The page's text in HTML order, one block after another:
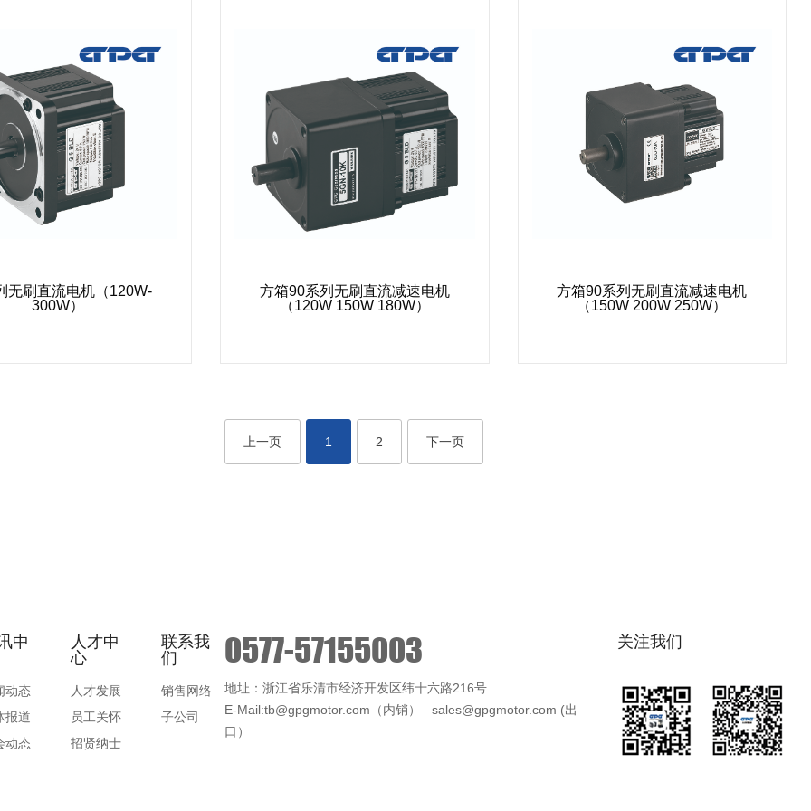
无刷直流电机（120W-
300W）
方箱90系列无刷直流减速电机
（120W 150W 180W）
方箱90系列无刷直流减速电机
（150W 200W 250W）
上一页 1 2 下一页
中
动态
报道
动态
人才中
心
人才发展
员工关怀
招贤纳士
联系我
们
销售网络
子公司
0577-57155003
地址：浙江省乐清市经济开发区纬十六路216号
E-Mail:tb@gpgmotor.com（内销） sales@gpgmotor.com (出
口）
关注我们